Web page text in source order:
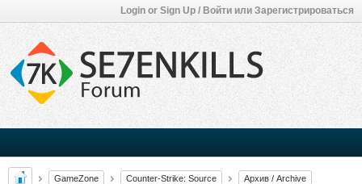
Login or Sign Up / Войти или Зарегистрироваться
GameZone Counter-Strike: Source Архив / Archive